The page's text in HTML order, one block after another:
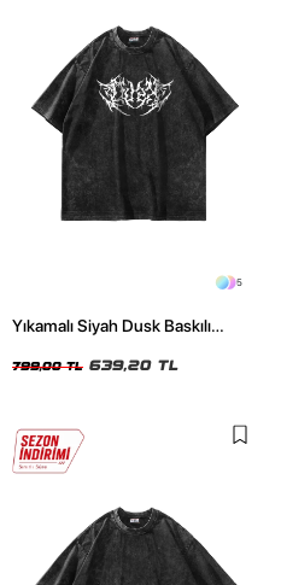
5
Yıkamalı Siyah Dusk Baskılı
799,00 TL 639,20 TL